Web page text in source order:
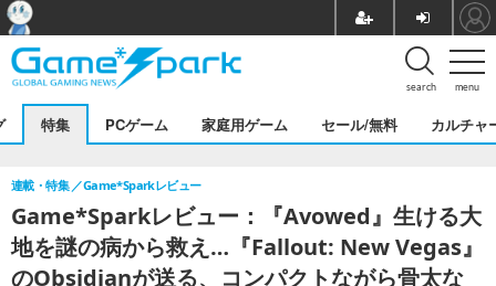
menu
search
特集 PCゲーム 家庭用ゲーム セール/無料 カルチャ
Game*Sparkレビュー：『Avowed』生ける大
地を謎の病から救え…『Fallout: New Vegas』
のObsidianが送る、コンパクトながら骨太な
連載・特集 Game*Sparkレビュー